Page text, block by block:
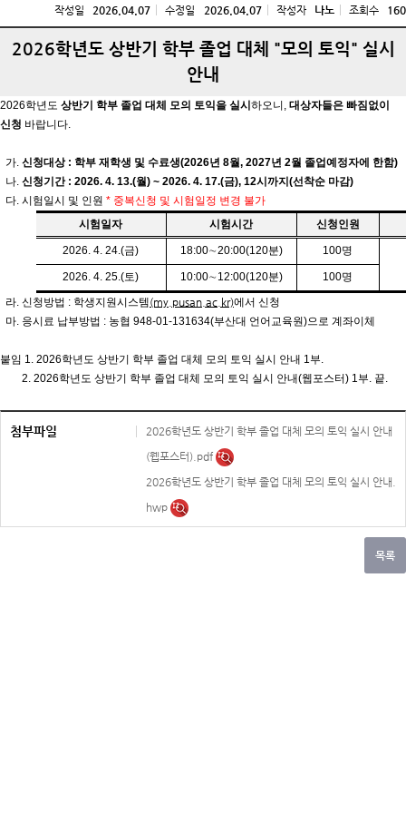
작성일 2026.04.07 수정일 2026.04.07 작성자 나노 조회수 160
2026학년도 상반기 학부 졸업 대체 "모의 토익" 실시
안내
2026학년도 상반기 학부 졸업 대체 모의 토익을 실시하오니, 대상자들은 빠짐없이
신청 바랍니다.
가. 신청대상 : 학부 재학생 및 수료생(2026년 8월, 2027년 2월 졸업예정자에 한함)
나. 신청기간 : 2026. 4. 13.(월) ~ 2026. 4. 17.(금), 12시까지(선착순 마감)
다. 시험일시 및 인원 * 중복신청 및 시험일정 변경 불가
시험일자
시험시간 신청인원
2026. 4. 24.(금) 18:00∼20:00(120분) 100명
2026. 4. 25.(토) 10:00∼ 12:00(120분) 100명
라. 신청방법 : 학생지원시스템(my.pusan.ac.kr)에서 신청
마. 응시료 납부방법 : 농협 948-01-131634(부산대 언어교육원)으로 계좌이체
붙임 1. 2026학년도 상반기 학부 졸업 대체 모의 토익 실시 안내 1부.
2. 2026학년도 상반기 학부 졸업 대체 모의 토익 실시 안내(웹포스터) 1부. 끝.
첨부파일
2026학년도 상반기 학부 졸업 대체 모의 토익 실시 안내
(웹포스터).pdf
2026학년도 상반기 학부 졸업 대체 모의 토익 실시 안내.
hwp